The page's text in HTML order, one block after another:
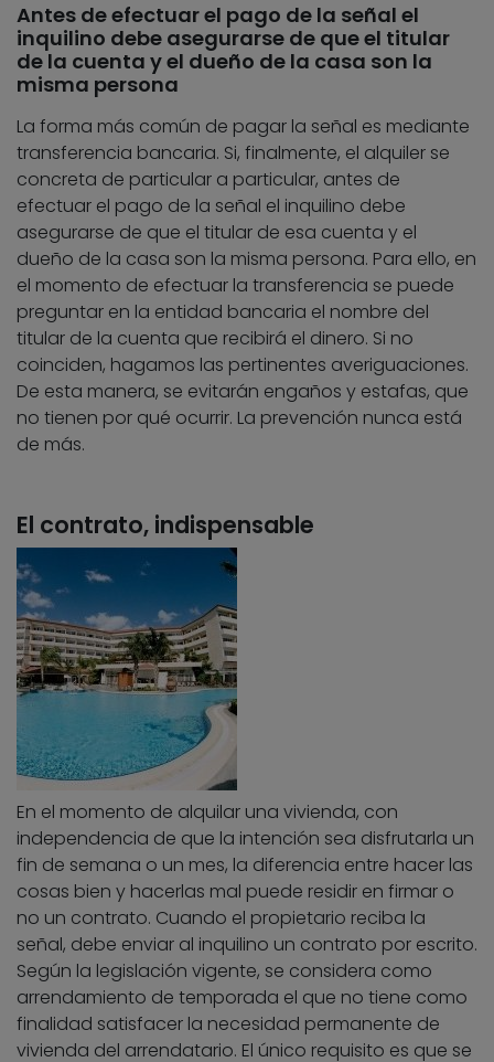
Antes de efectuar el pago de la señal el
inquilino debe asegurarse de que el titular
de la cuenta y el dueño de la casa son la
misma persona
La forma más común de pagar la señal es mediante
transferencia bancaria. Si, finalmente, el alquiler se
concreta de particular a particular, antes de
efectuar el pago de la señal el inquilino debe
asegurarse de que el titular de esa cuenta y el
dueño de la casa son la misma persona. Para ello, en
el momento de efectuar la transferencia se puede
preguntar en la entidad bancaria el nombre del
titular de la cuenta que recibirá el dinero. Si no
coinciden, hagamos las pertinentes averiguaciones.
De esta manera, se evitarán engaños y estafas, que
no tienen por qué ocurrir. La prevención nunca está
de más.
El contrato, indispensable
En el momento de alquilar una vivienda, con
independencia de que la intención sea disfrutarla un
fin de semana o un mes, la diferencia entre hacer las
cosas bien y hacerlas mal puede residir en firmar o
no un contrato. Cuando el propietario reciba la
señal, debe enviar al inquilino un contrato por escrito.
Según la legislación vigente, se considera como
arrendamiento de temporada el que no tiene como
finalidad satisfacer la necesidad permanente de
vivienda del arrendatario. El único requisito es que se